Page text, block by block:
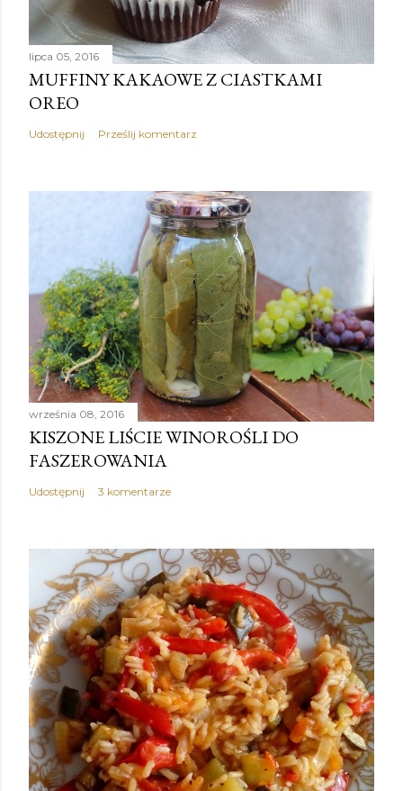
lipca 05, 2016
MUFFINY KAKAOWE Z CIASTKAMI
OREO
Udostępnij Prześlij komentarz
września 08, 2016
KISZONE LIŚCIE WINOROŚLI DO
FASZEROWANIA
Udostępnij 3 komentarze